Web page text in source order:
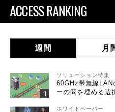
ACCESS RANKING
週間 月
ソリューション特集
60GHz帯無線
ーの間を埋める選
ホワイトペーパー